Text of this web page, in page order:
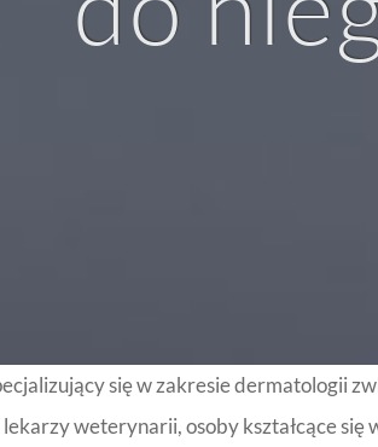
się w zakresie dermatologii
weterynarii, osoby kształcące się